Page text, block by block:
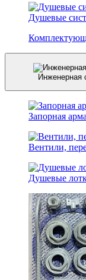
Душевые
Инженерная
Запорная
Вентили,
Душевые